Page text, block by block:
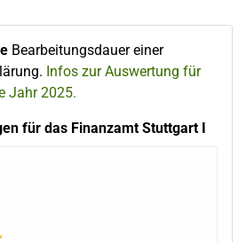
Bearbeitungsdauer einer
Infos zur Auswertung für
Jahr 2025.
für das Finanzamt Stuttgart I